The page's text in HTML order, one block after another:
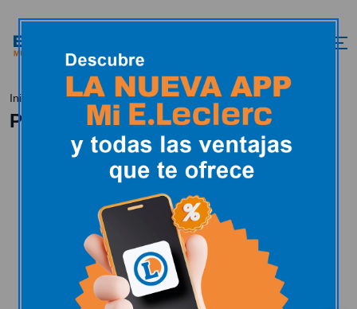
Inicio Política de cookies
Política de cookies
Bienvenida/o a la POLÍTICA DE COOKIES de
la página web E.Leclerc España, gestionada
por la entidad Scaber, S.C.A.I. provista de
CIF F81959900, donde te explicaremos en
un lenguaje claro y sencillo todas las